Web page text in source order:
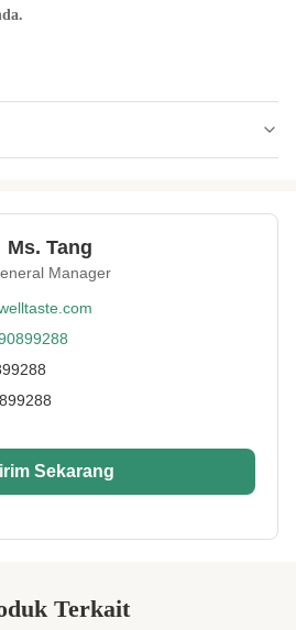
yang sejuk dan kering
5%
dari 5%
Ms. Tang
Manager
Sekarang
Terkait